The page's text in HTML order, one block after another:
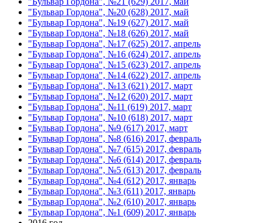
"Бульвар Гордона", №20 (628) 2017, май
"Бульвар Гордона", №19 (627) 2017, май
"Бульвар Гордона", №18 (626) 2017, май
"Бульвар Гордона", №17 (625) 2017, апрель
"Бульвар Гордона", №16 (624) 2017, апрель
"Бульвар Гордона", №15 (623) 2017, апрель
"Бульвар Гордона", №14 (622) 2017, апрель
"Бульвар Гордона", №13 (621) 2017, март
"Бульвар Гордона", №12 (620) 2017, март
"Бульвар Гордона", №11 (619) 2017, март
"Бульвар Гордона", №10 (618) 2017, март
"Бульвар Гордона", №9 (617) 2017, март
"Бульвар Гордона", №8 (616) 2017, февраль
"Бульвар Гордона", №7 (615) 2017, февраль
"Бульвар Гордона", №6 (614) 2017, февраль
"Бульвар Гордона", №5 (613) 2017, февраль
"Бульвар Гордона", №4 (612) 2017, январь
"Бульвар Гордона", №3 (611) 2017, январь
"Бульвар Гордона", №2 (610) 2017, январь
"Бульвар Гордона", №1 (609) 2017, январь